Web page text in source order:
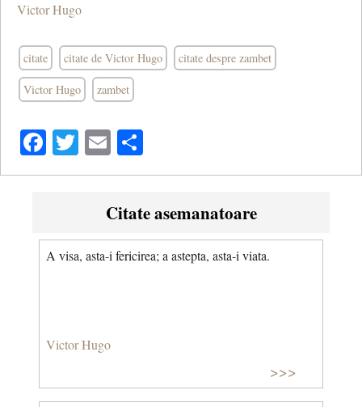
Victor Hugo
citate citate de Victor Hugo citate despre zambet
Victor Hugo zambet
Facebook
Twitter
Email
Citate asemanatoare
A visa, asta-i fericirea; a astepta, asta-i viata.
Victor Hugo
>>>